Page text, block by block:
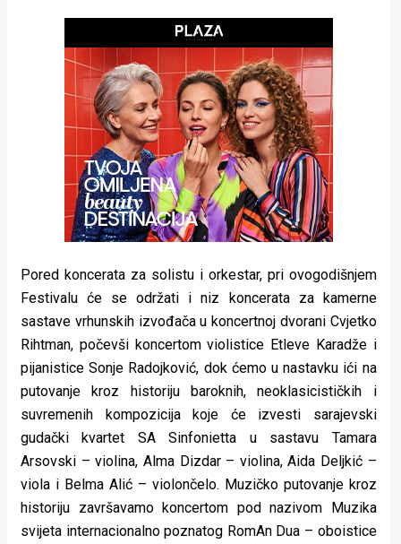
Magazin
Pored koncerata za solistu i orkestar, pri ovogodišnjem
Festivalu će se održati i niz koncerata za kamerne
sastave vrhunskih izvođača u koncertnoj dvorani Cvjetko
Rihtman, počevši koncertom violistice Etleve Karadže i
pijanistice Sonje Radojković, dok ćemo u nastavku ići na
putovanje kroz historiju baroknih, neoklasicističkih i
suvremenih kompozicija koje će izvesti sarajevski
gudački kvartet SA Sinfonietta u sastavu Tamara
Arsovski – violina, Alma Dizdar – violina, Aida Deljkić –
viola i Belma Alić – violončelo. Muzičko putovanje kroz
historiju završavamo koncertom pod nazivom Muzika
svijeta internacionalno poznatog RomAn Dua – oboistice